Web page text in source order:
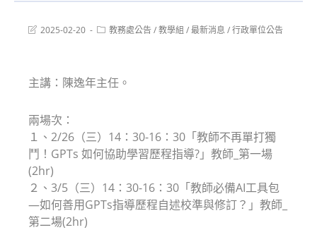
Post2025-02-20
Post教務處公告/教學組 /最新消息 /行政單位公告
主講：陳逸年主任。
兩場次：
１、2/26（三）14：30-16：30「教師不再單打獨
鬥！GPTs 如何協助學習歷程指導?」教師_第一場
(2hr)
２、3/5（三）14：30-16：30「教師必備AI工具包
—如何善用GPTs指導歷程自述校準與修訂？」教師_
第二場(2hr)